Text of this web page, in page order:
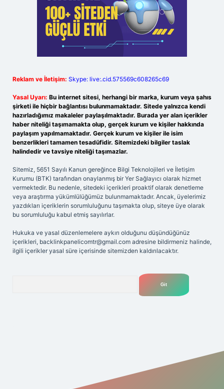
Reklam ve İletişim: Skype: live:.cid.575569c608265c69
Yasal Uyarı: Bu internet sitesi, herhangi bir marka, kurum veya şahıs
şirketi ile hiçbir bağlantısı bulunmamaktadır. Sitede yalnızca kendi
hazırladığımız makaleler paylaşılmaktadır. Burada yer alan içerikler
haber niteliği taşımamakta olup, gerçek kurum ve kişiler hakkında
paylaşım yapılmamaktadır. Gerçek kurum ve kişiler ile isim
benzerlikleri tamamen tesadüfidir. Sitemizdeki bilgiler taslak
halindedir ve tavsiye niteliği taşımazlar.
Sitemiz, 5651 Sayılı Kanun gereğince Bilgi Teknolojileri ve İletişim
Kurumu (BTK) tarafından onaylanmış bir Yer Sağlayıcı olarak hizmet
vermektedir. Bu nedenle, sitedeki içerikleri proaktif olarak denetleme
veya araştırma yükümlülüğümüz bulunmamaktadır. Ancak, üyelerimiz
yazdıkları içeriklerin sorumluluğunu taşımakta olup, siteye üye olarak
bu sorumluluğu kabul etmiş sayılırlar.
Hukuka ve yasal düzenlemelere aykırı olduğunu düşündüğünüz
içerikleri, backlinkpanelicomtr@gmail.com adresine bildirmeniz halinde,
ilgili içerikler yasal süre içerisinde sitemizden kaldırılacaktır.